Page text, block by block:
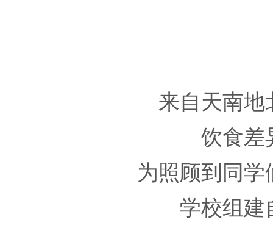
来自天南地
饮食差
为照顾到同
学校组建